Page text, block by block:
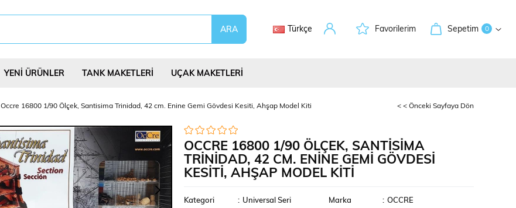
Türkçe Sepetim 0
Favorilerim
Uçurtmalar Yap Bozlar Bilim Deney Setleri
YENİ ÜRÜNLER TANK MAKETLERİ UÇAK MAKETLERİ
Occre 16800 1/90 Ölçek, Santisima Trinidad, 42 cm. Enine Gemi Gövdesi Kesiti, Ahşap Model Kiti < < Önceki Sayfaya Dön
OCCRE 16800 1/90 ÖLÇEK, SANTISIMA
TRINIDAD, 42 CM. ENINE GEMI GÖVDESI
KESITI, AHŞAP MODEL KITI
Kategori : Universal Seri Marka : OCCRE